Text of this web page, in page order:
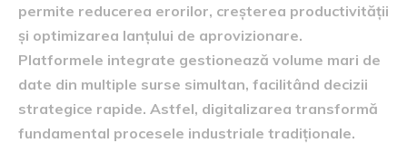
permite reducerea erorilor, creșterea productivității
și optimizarea lanțului de aprovizionare.
Platformele integrate gestionează volume mari de
date din multiple surse simultan, facilitând decizii
strategice rapide. Astfel, digitalizarea transformă
fundamental procesele industriale tradiționale.